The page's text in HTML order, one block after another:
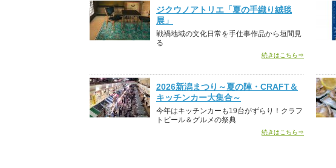
ジクウノアトリエ「夏の手織り絨毯
展」
戦禍地域の文化日常を手仕事作品から垣間見
る
続きはこちら⇒
2026新潟まつり～夏の陣・CRAFT＆
キッチンカー大集合～
今年はキッチンカーも19台がずらり！クラフ
トビール＆グルメの祭典
続きはこちら⇒